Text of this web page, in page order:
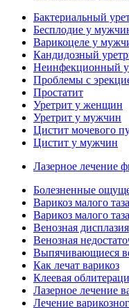
Бактериальный
Бесплодие у
Варикоцеле у
Кандидозный
Неинфекционный
Проблемы с
Простатит
Уретрит у женщин
Уретрит у мужчин
Цистит мочевого
Цистит у мужчин
Лазерное лечение
Болезненные
Варикоз малого
Варикоз малого
Венозная дисплазия
Венозная
Выпячивающиеся
Как лечат варикоз
Клеевая
Лазерное лечение
Лечение